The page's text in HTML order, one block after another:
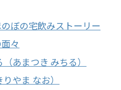
ぼの宅飲みストーリー
々
あまつき みちる）
やま なお）